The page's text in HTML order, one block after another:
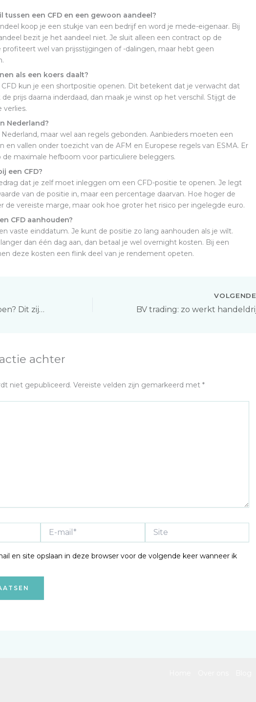
tussen een CFD en een gewoon aandeel?
koop je een stukje van een bedrijf en word je mede-eigenaar. Bij
bezit je het aandeel niet. Je sluit alleen een contract op de
profiteert wel van prijsstijgingen of -dalingen, maar hebt geen
als een koers daalt?
CFD kun je een shortpositie openen. Dit betekent dat je verwacht dat
de prijs daarna inderdaad, dan maak je winst op het verschil. Stijgt de
verlies.
Nederland?
Nederland, maar wel aan regels gebonden. Aanbieders moeten een
en vallen onder toezicht van de AFM en Europese regels van ESMA. Er
maximale hefboom voor particuliere beleggers.
een CFD?
dat je zelf moet inleggen om een CFD-positie te openen. Je legt
van de positie in, maar een percentage daarvan. Hoe hoger de
de vereiste marge, maar ook hoe groter het risico per ingelegde euro.
CFD aanhouden?
vaste einddatum. Je kunt de positie zo lang aanhouden als je wilt.
dan één dag aan, dan betaal je wel overnight kosten. Bij een
deze kosten een flink deel van je rendement opeten.
Welke aandelen kopen? Dit zijn de slimste keuzes als beginnende belegger
VOLGENDE
achter
niet gepubliceerd. Vereiste velden zijn gemarkeerd met *
mail*
en site opslaan in deze browser voor de volgende keer wanneer ik